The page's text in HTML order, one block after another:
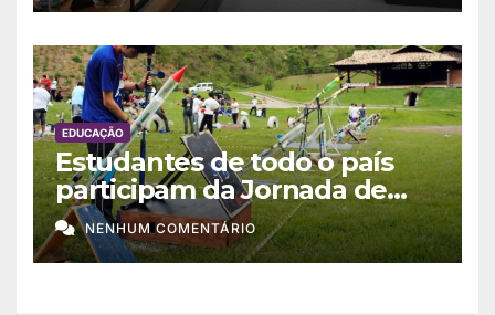
EDUCAÇÃO
Estudantes de todo o país
participam da Jornada de
Foguetes 2026
NENHUM COMENTÁRIO